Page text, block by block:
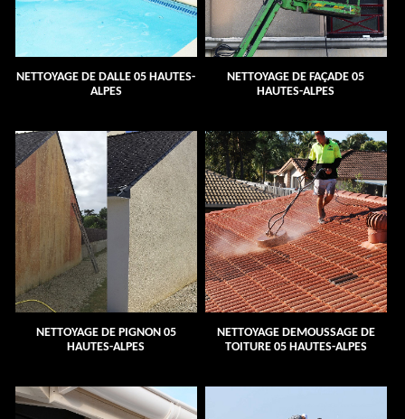
NETTOYAGE DE DALLE 05 HAUTES-
ALPES
NETTOYAGE DE FAÇADE 05
HAUTES-ALPES
NETTOYAGE DE PIGNON 05
HAUTES-ALPES
NETTOYAGE DEMOUSSAGE DE
TOITURE 05 HAUTES-ALPES